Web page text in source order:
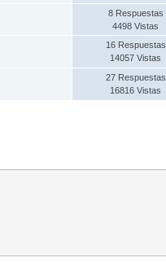
8 Respuestas
4498 Vistas
16 Respuestas
14057 Vistas
27 Respuestas
16816 Vistas